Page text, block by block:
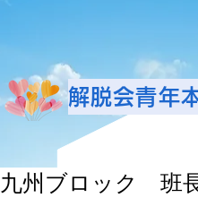
解脱会青年
九州ブロック 班